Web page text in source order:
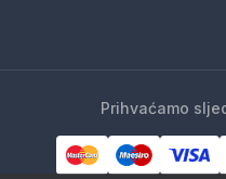
Prihvaćamo